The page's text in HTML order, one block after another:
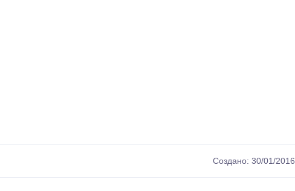
Создано: 30/01/2016